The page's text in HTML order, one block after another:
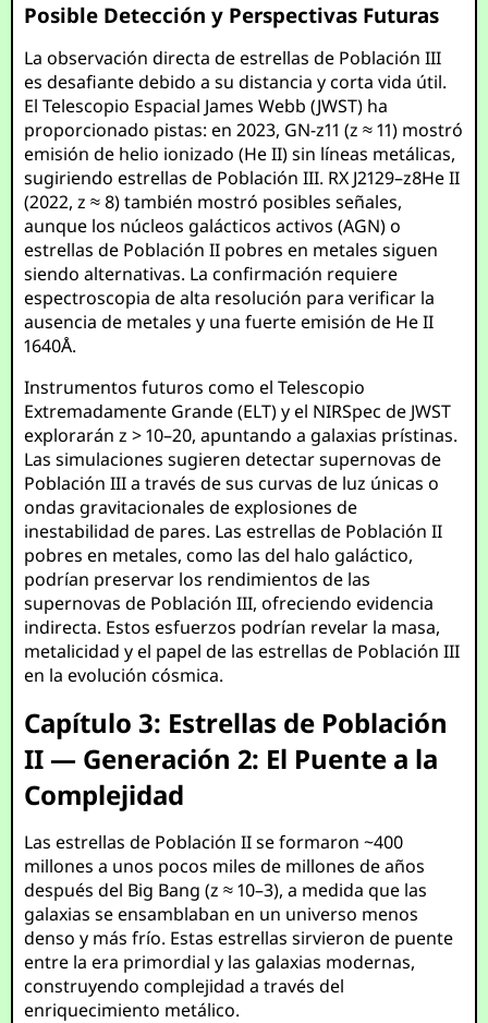
Posible Detección y Perspectivas Futuras
La observación directa de estrellas de Población III
es desafiante debido a su distancia y corta vida útil.
El Telescopio Espacial James Webb (JWST) ha
proporcionado pistas: en 2023, GN-z11 (z ≈ 11) mostró
emisión de helio ionizado (He II) sin líneas metálicas,
sugiriendo estrellas de Población III. RX J2129–z8He II
(2022, z ≈ 8) también mostró posibles señales,
aunque los núcleos galácticos activos (AGN) o
estrellas de Población II pobres en metales siguen
siendo alternativas. La confirmación requiere
espectroscopia de alta resolución para verificar la
ausencia de metales y una fuerte emisión de He II
1640Å.
Instrumentos futuros como el Telescopio
Extremadamente Grande (ELT) y el NIRSpec de JWST
explorarán z > 10–20, apuntando a galaxias prístinas.
Las simulaciones sugieren detectar supernovas de
Población III a través de sus curvas de luz únicas o
ondas gravitacionales de explosiones de
inestabilidad de pares. Las estrellas de Población II
pobres en metales, como las del halo galáctico,
podrían preservar los rendimientos de las
supernovas de Población III, ofreciendo evidencia
indirecta. Estos esfuerzos podrían revelar la masa,
metalicidad y el papel de las estrellas de Población III
en la evolución cósmica.
Capítulo 3: Estrellas de Población
II — Generación 2: El Puente a la
Complejidad
Las estrellas de Población II se formaron ~400
millones a unos pocos miles de millones de años
después del Big Bang (z ≈ 10–3), a medida que las
galaxias se ensamblaban en un universo menos
denso y más frío. Estas estrellas sirvieron de puente
entre la era primordial y las galaxias modernas,
construyendo complejidad a través del
enriquecimiento metálico.